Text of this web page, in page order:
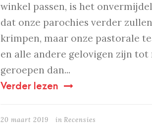
winkel passen, is het
dat onze parochies verder zullen
krimpen, maar onze pastorale
en alle andere gelovigen zijn tot
geroepen dan...
Verder lezen
20 maart 2019 in Recensies